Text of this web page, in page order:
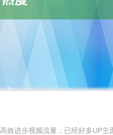
进步视频流量，已经好多UP